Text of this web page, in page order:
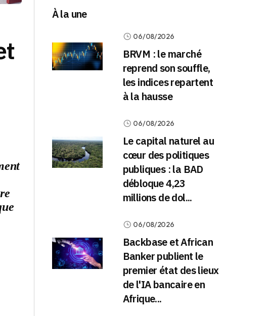
À la une
06/08/2026
BRVM : le marché
reprend son souffle,
les indices repartent
à la hausse
06/08/2026
Le capital naturel au
cœur des politiques
publiques : la BAD
débloque 4,23
millions de dol...
06/08/2026
Backbase et African
Banker publient le
premier état des lieux
de l'IA bancaire en
Afrique...